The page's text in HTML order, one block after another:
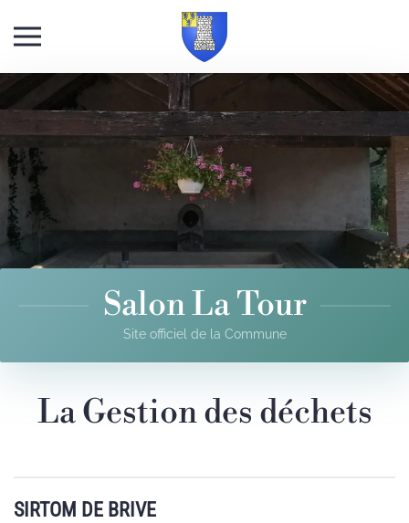
Skip to main content
Salon La Tour
Site officiel de la Commune
La Gestion des déchets
SIRTOM DE BRIVE